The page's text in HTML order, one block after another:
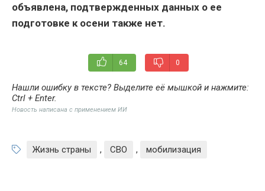
объявлена, подтвержденных данных о ее
подготовке к осени также нет.
64 0
Нашли ошибку в тексте? Выделите её мышкой и нажмите:
Ctrl + Enter.
Новость написана с применением ИИ
Жизнь страны , СВО , мобилизация